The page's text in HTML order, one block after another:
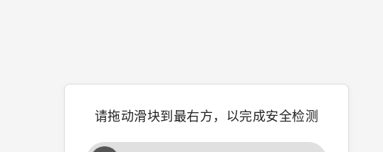
请拖动滑块到最右方，以完成安全检测